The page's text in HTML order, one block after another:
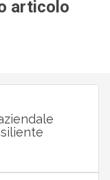
articolo